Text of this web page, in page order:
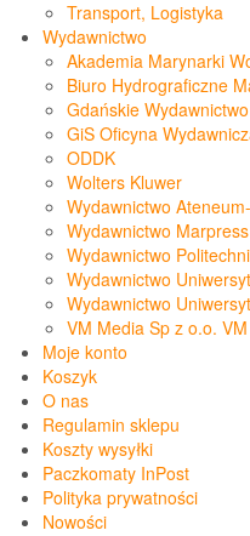
Transport, Logistyka
Wydawnictwo
Akademia Marynarki
Biuro Hydrograficzne
Gdańskie
GiS Oficyna
ODDK
Wolters Kluwer
Wydawnictwo
Wydawnictwo Marpress
Wydawnictwo
Wydawnictwo
Wydawnictwo
VM Media Sp z o.o.
Moje konto
Koszyk
O nas
Regulamin sklepu
Koszty wysyłki
Paczkomaty InPost
Polityka prywatności
Nowości